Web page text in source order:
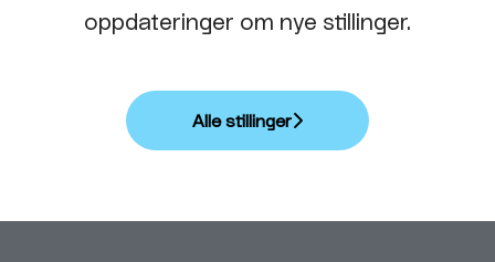
oppdateringer om nye stillinger.
Alle stillinger